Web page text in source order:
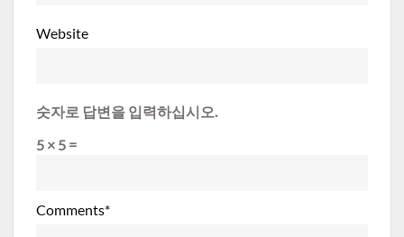
Website
숫자로 답변을 입력하십시오.
5 × 5 =
Comments*